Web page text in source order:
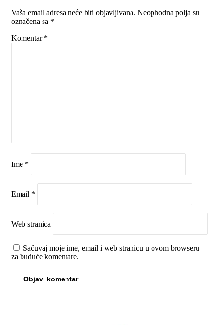
Vaša email adresa neće biti objavljivana. Neophodna polja su
označena sa *
Komentar *
Ime *
Email *
Web stranica
Sačuvaj moje ime, email i web stranicu u ovom browseru
za buduće komentare.